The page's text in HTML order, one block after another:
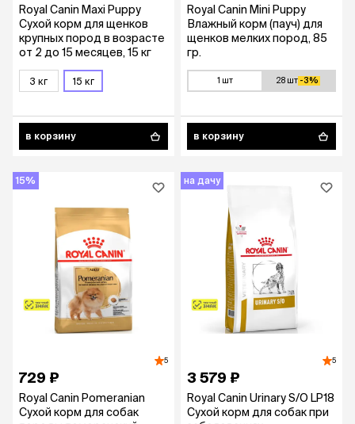
Royal Canin Maxi Puppy
Сухой корм для щенков
крупных пород в возрасте
от 2 до 15 месяцев, 15 кг
3 кг 15 кг
в корзину
Royal Canin Mini Puppy
Влажный корм (пауч) для
щенков мелких пород, 85
гр.
1 шт 28 шт -3%
в корзину
15%
5
729 ₽
Royal Canin Pomeranian
Сухой корм для собак
на дачу
5
3 579 ₽
Royal Canin Urinary S/O LP18
Сухой корм для собак при